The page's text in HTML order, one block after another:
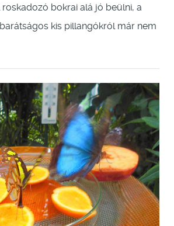
bokrai alá jó beülni, a
kis pillangókról már nem